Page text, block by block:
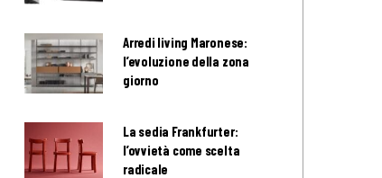
Arredi living Maronese:
l’evoluzione della zona
giorno
La sedia Frankfurter:
l’ovvietà come scelta
radicale